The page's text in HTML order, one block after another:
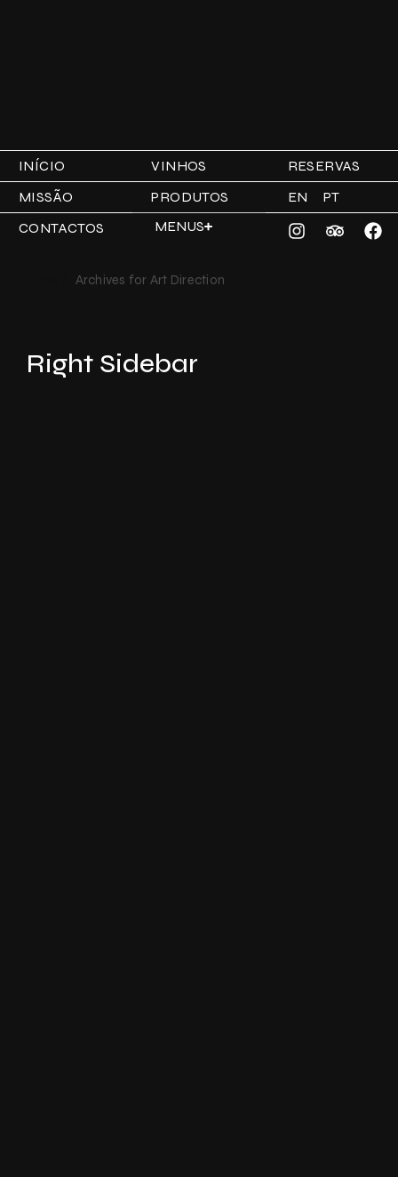
INÍCIO
MISSÃO
CONTACTOS
VINHOS
PRODUTOS
MENUS
RESERVAS
EN
PT
Archives for Art Direction
Right Sidebar